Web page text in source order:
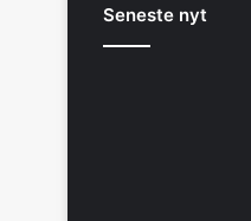
Seneste nyt